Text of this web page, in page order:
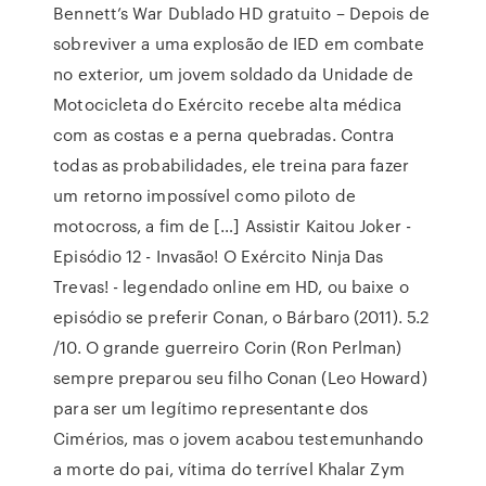
Bennett’s War Dublado HD gratuito – Depois de
sobreviver a uma explosão de IED em combate
no exterior, um jovem soldado da Unidade de
Motocicleta do Exército recebe alta médica
com as costas e a perna quebradas. Contra
todas as probabilidades, ele treina para fazer
um retorno impossível como piloto de
motocross, a fim de […] Assistir Kaitou Joker -
Episódio 12 - Invasão! O Exército Ninja Das
Trevas! - legendado online em HD, ou baixe o
episódio se preferir Conan, o Bárbaro (2011). 5.2
/10. O grande guerreiro Corin (Ron Perlman)
sempre preparou seu filho Conan (Leo Howard)
para ser um legítimo representante dos
Cimérios, mas o jovem acabou testemunhando
a morte do pai, vítima do terrível Khalar Zym